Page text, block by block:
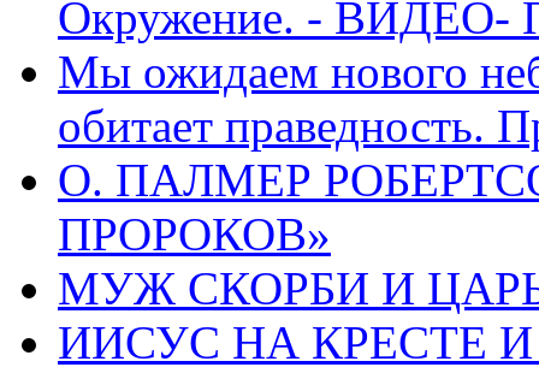
Окружение. - ВИДЕО-
Мы ожидаем нового
обитает праведность.
О. ПАЛМЕР
ПРОРОКОВ»
МУЖ СКОРБИ И ЦАРЬ
ИИСУС НА КРЕСТЕ